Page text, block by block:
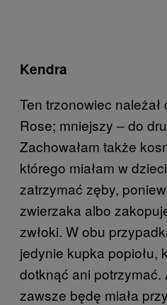
Kendra
Ten trzonowiec
Rose; mniejszy – do
Zachowałam także
którego miałam w
zatrzymać zęby,
zwierzaka albo
zwłoki. W obu
jedynie kupka popiołu,
dotknąć ani potrzymać.
zawsze będę miała